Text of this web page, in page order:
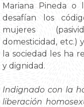
Mariana Pineda o
desafían los
mujeres
domesticidad, etc.)
la sociedad les ha
y dignidad.
Indignado con la
liberación